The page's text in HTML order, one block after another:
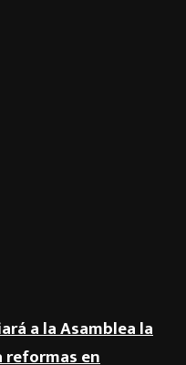
a la Asamblea la
reformas en